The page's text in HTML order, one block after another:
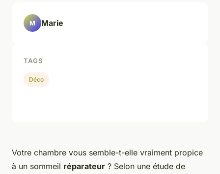
Votre chambre vous semble-t-elle vraiment propice
à un sommeil réparateur ? Selon une étude de
M Marie
TAGS
Déco